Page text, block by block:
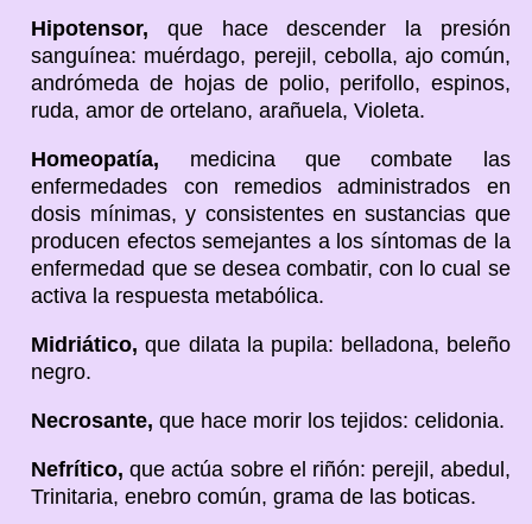
Hipotensor,que hace descender la presión
sanguínea: muérdago, perejil, cebolla, ajo común,
andrómeda de hojas de polio, perifollo, espinos,
ruda, amor de ortelano, arañuela, Violeta.
Homeopatía, medicina que combate las
enfermedades con remedios administrados en
dosis mínimas, y consistentes en sustancias que
producen efectos semejantes a los síntomas de la
enfermedad que se desea combatir, con lo cual se
activa la respuesta metabólica.
Midriático,que dilata la pupila: belladona, beleño
negro.
Necrosante,que hace morir los tejidos: celidonia.
Nefrítico,que actúa sobre el riñón: perejil, abedul,
Trinitaria, enebro común, grama de las boticas.